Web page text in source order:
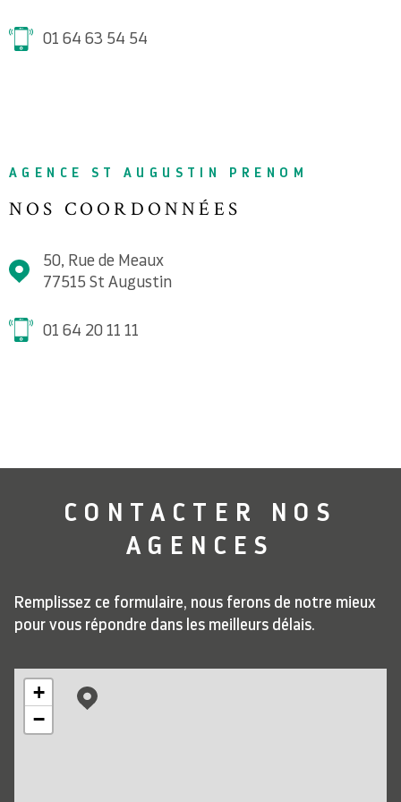
01 64 63 54 54
AGENCE ST AUGUSTIN PRENOM
NOS COORDONNÉES
50, Rue de Meaux
77515
St Augustin
01 64 20 11 11
CONTACTER
NOS
AGENCES
Remplissez ce formulaire, nous ferons de notre mieux
pour vous répondre dans les meilleurs délais.
+
−